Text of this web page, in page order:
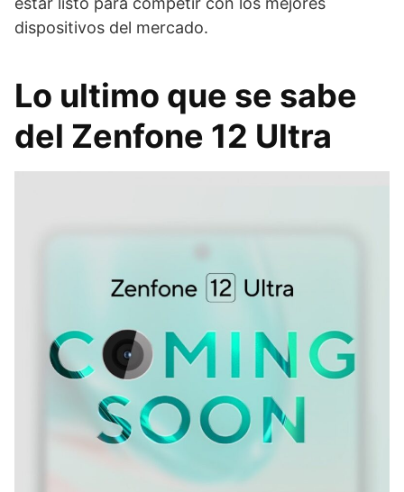
dispositivos del mercado.
Lo ultimo que se sabe
del Zenfone 12 Ultra